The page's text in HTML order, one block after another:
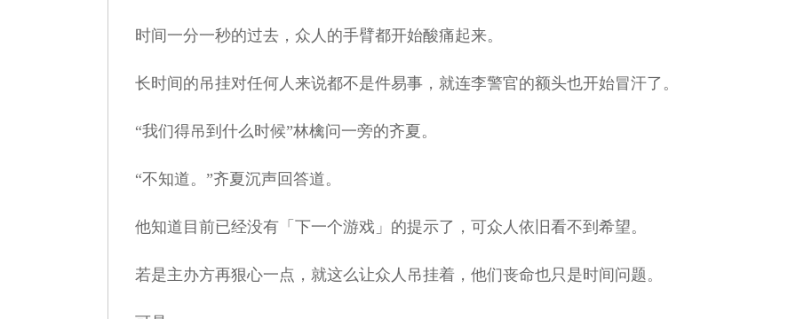
时间一分一秒的过去，众人的手臂都开始酸痛起来。
长时间的吊挂对任何人来说都不是件易事，就连李警官的额头也开始冒汗了。
“我们得吊到什么时候”林檎问一旁的齐夏。
“不知道。”齐夏沉声回答道。
他知道目前已经没有「下一个游戏」的提示了，可众人依旧看不到希望。
若是主办方再狠心一点，就这么让众人吊挂着，他们丧命也只是时间问题。